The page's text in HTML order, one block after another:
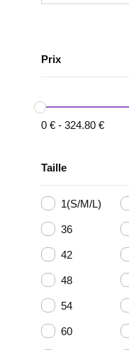
Prix
0 € - 324.80 €
Taille
1(S/M/L)
36
42
48
54
60